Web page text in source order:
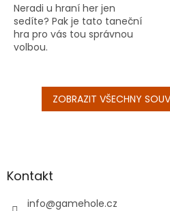
Neradi u hraní her jen
sedíte? Pak je tato taneční
hra pro vás tou správnou
volbou.
ZOBRAZIT VŠECHNY
aKontakt
info@gamehole.cz